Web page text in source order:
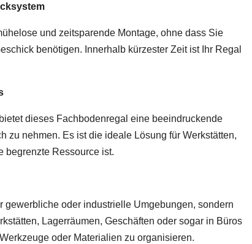
und zeitsparende Montage, ohne dass Sie
benötigen. Innerhalb kürzester Zeit ist Ihr Regal
dieses Fachbodenregal eine beeindruckende
zu nehmen. Es ist die ideale Lösung für Werkstätten,
begrenzte Ressource ist.
oder industrielle Umgebungen, sondern
Lagerräumen, Geschäften oder sogar in Büros
oder Materialien zu organisieren.